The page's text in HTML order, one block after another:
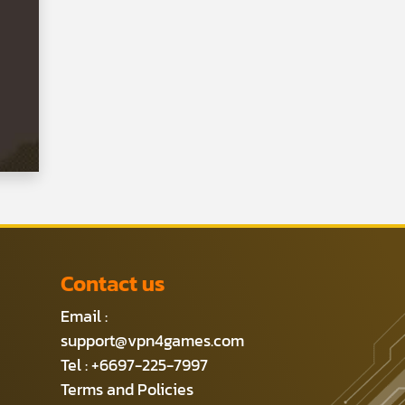
Contact us
Email :
support@vpn4games.com
Tel : +6697-225-7997
Terms and Policies